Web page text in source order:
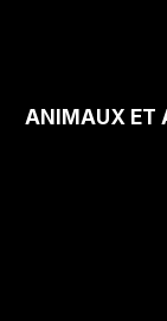
ANIMAUX ET